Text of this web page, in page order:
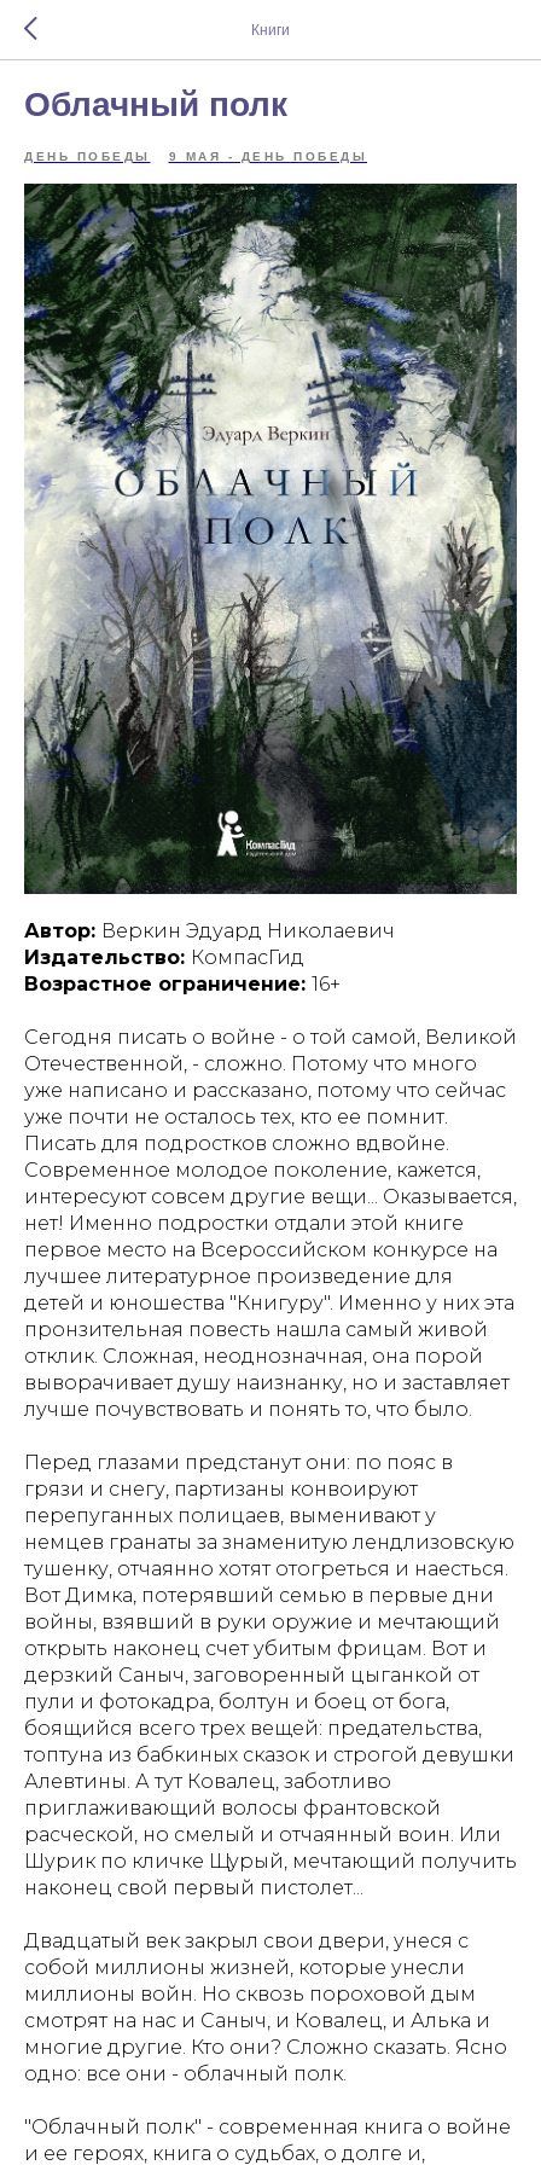
Книги
Облачный полк
ДЕНЬ ПОБЕДЫ 9 МАЯ - ДЕНЬ ПОБЕДЫ
Автор: Веркин Эдуард Николаевич
Издательство: КомпасГид
Возрастное ограничение: 16+
Сегодня писать о войне - о той самой, Великой
Отечественной, - сложно. Потому что много
уже написано и рассказано, потому что сейчас
уже почти не осталось тех, кто ее помнит.
Писать для подростков сложно вдвойне.
Современное молодое поколение, кажется,
интересуют совсем другие вещи... Оказывается,
нет! Именно подростки отдали этой книге
первое место на Всероссийском конкурсе на
лучшее литературное произведение для
детей и юношества "Книгуру". Именно у них эта
пронзительная повесть нашла самый живой
отклик. Сложная, неоднозначная, она порой
выворачивает душу наизнанку, но и заставляет
лучше почувствовать и понять то, что было.
Перед глазами предстанут они: по пояс в
грязи и снегу, партизаны конвоируют
перепуганных полицаев, выменивают у
немцев гранаты за знаменитую лендлизовскую
тушенку, отчаянно хотят отогреться и наесться.
Вот Димка, потерявший семью в первые дни
войны, взявший в руки оружие и мечтающий
открыть наконец счет убитым фрицам. Вот и
дерзкий Саныч, заговоренный цыганкой от
пули и фотокадра, болтун и боец от бога,
боящийся всего трех вещей: предательства,
топтуна из бабкиных сказок и строгой девушки
Алевтины. А тут Ковалец, заботливо
приглаживающий волосы франтовской
расческой, но смелый и отчаянный воин. Или
Шурик по кличке Щурый, мечтающий получить
наконец свой первый пистолет...
Двадцатый век закрыл свои двери, унеся с
собой миллионы жизней, которые унесли
миллионы войн. Но сквозь пороховой дым
смотрят на нас и Саныч, и Ковалец, и Алька и
многие другие. Кто они? Сложно сказать. Ясно
одно: все они - облачный полк.
"Облачный полк" - современная книга о войне
и ее героях, книга о судьбах, о долге и,